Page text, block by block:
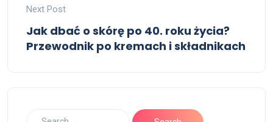
Next Post
Jak dbać o skórę po 40. roku życia?
Przewodnik po kremach i składnikach